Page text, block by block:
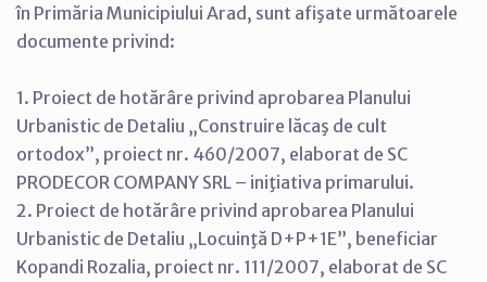
în Primăria Municipiului Arad, sunt afişate următoarele
documente privind:
1. Proiect de hotărâre privind aprobarea Planului
Urbanistic de Detaliu „Construire lăcaş de cult
ortodox”, proiect nr. 460/2007, elaborat de SC
PRODECOR COMPANY SRL – iniţiativa primarului.
2. Proiect de hotărâre privind aprobarea Planului
Urbanistic de Detaliu „Locuinţă D+P+1E”, beneficiar
Kopandi Rozalia, proiect nr. 111/2007, elaborat de SC